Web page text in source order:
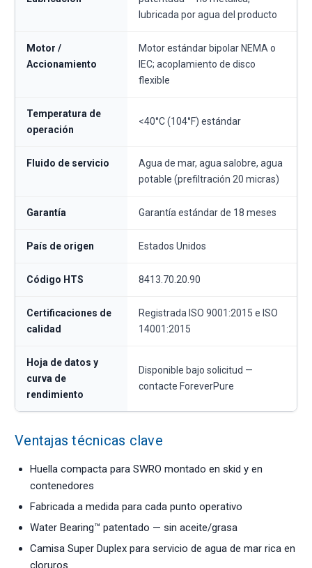
lubricada por agua del producto
Motor /
Accionamiento
Motor estándar bipolar NEMA o
IEC; acoplamiento de disco
flexible
Temperatura de
operación
<40°C (104°F) estándar
Fluido de servicio
Agua de mar, agua salobre, agua
potable (prefiltración 20 micras)
Garantía Garantía estándar de 18 meses
País de origen Estados Unidos
Código HTS 8413.70.20.90
Certificaciones de
calidad
Registrada ISO 9001:2015 e ISO
14001:2015
Hoja de datos y
curva de
rendimiento
Disponible bajo solicitud —
contacte ForeverPure
Ventajas técnicas clave
Huella compacta para SWRO montado en skid y en
contenedores
Fabricada a medida para cada punto operativo
Water Bearing™ patentado — sin aceite/grasa
Camisa Super Duplex para servicio de agua de mar rica en
cloruros